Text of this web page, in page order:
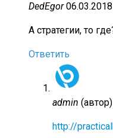
DedEgor
А стратегии, то
Ответить
admin (автор)
http://